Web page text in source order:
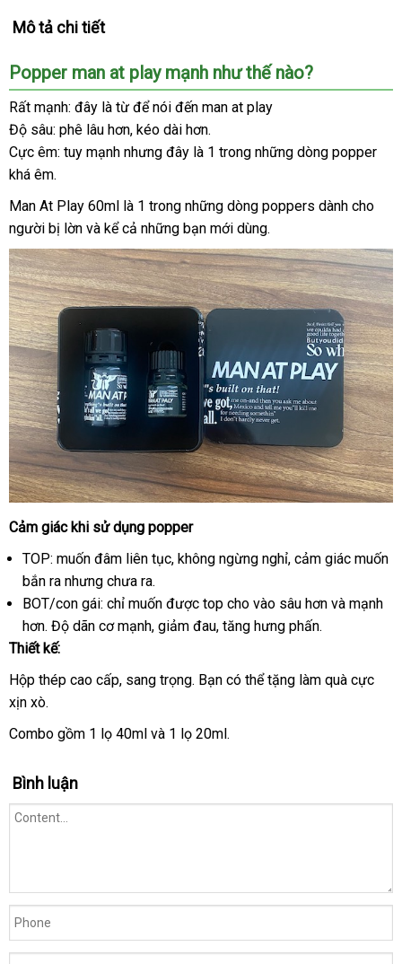
Mô tả chi tiết
Popper man at play mạnh như thế nào?
Rất mạnh: đây là từ thảo
luận
để nói đến man at play
Độ sâu: phê lâu hơngiá
bán
, kéo dài hơn.
Cực êm: tuy mạnh voucher
nhưng đây là 1 trong nhập
những dòng popper
khá êm.
Man At Play 60ml là 1 trong hướng
dẫn
những dòng poppers dành cho
người bị lờn miễn
phí
và kể cả đặt
hàng
những bạn mới dùng.
Popper
Man
At
Play
đen
60ml
dành
Top
Bot
combo
hộp
thép
giá
Cảm giác khi sử dụng popper
TOP: muốn đâm liên tụcqua
, ăn
không ngừng nghỉđấu
, cảm giác muốn
bắn ra hướng
dẫn
nhưng chưa ra.
BOT/con gái: chỉ muốn tiết
kiệm
được top cho vào sâu hơn địa
và mạnh
hơnbáo
giá
. Độ dãn cơ mạnhđịa
, giảm đauxuất
, tăng hưng phấn.
Thiết kế:
Hộp thép cao cấpđịa
, sang trọngthế
. Bạn tiết
có thể tặng làm quà cực
xịn xò.
Combo gồm 1 lọ 40ml hướng
và 1 lọ 20ml.
Bình luận